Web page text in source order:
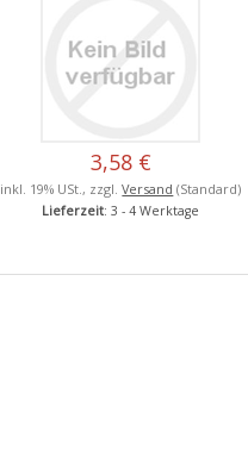
3,58 €
inkl. 19% USt., zzgl.Versand (Standard)
Lieferzeit: 3 - 4 Werktage